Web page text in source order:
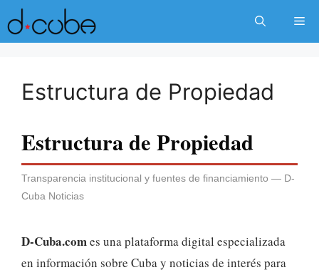
Skip
to
content
Estructura de Propiedad
Estructura de Propiedad
Transparencia institucional y fuentes de financiamiento — D-
Cuba Noticias
D-Cuba.comes una plataforma digital especializada
en información sobre Cuba y noticias de interés para